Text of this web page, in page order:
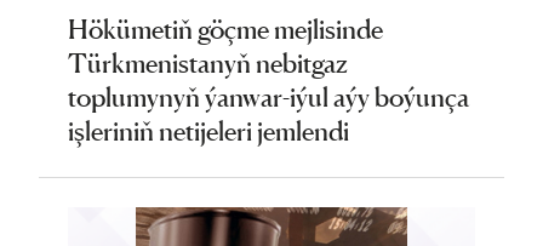
Hökümetiň göçme mejlisinde
Türkmenistanyň nebitgaz
toplumynyň ýanwar-iýul aýy boýunça
işleriniň netijeleri jemlendi